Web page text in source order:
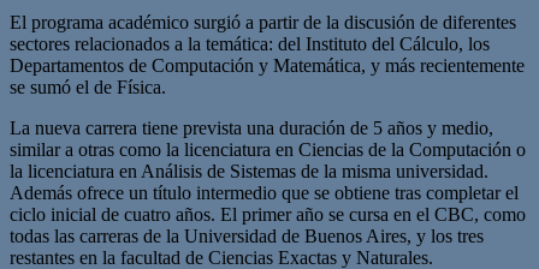
El programa académico surgió a partir de la discusión de diferentes
sectores relacionados a la temática: del Instituto del Cálculo, los
Departamentos de Computación y Matemática, y más recientemente
se sumó el de Física.
La nueva carrera tiene prevista una duración de 5 años y medio,
similar a otras como la licenciatura en Ciencias de la Computación o
la licenciatura en Análisis de Sistemas de la misma universidad.
Además ofrece un título intermedio que se obtiene tras completar el
ciclo inicial de cuatro años. El primer año se cursa en el CBC, como
todas las carreras de la Universidad de Buenos Aires, y los tres
restantes en la facultad de Ciencias Exactas y Naturales.